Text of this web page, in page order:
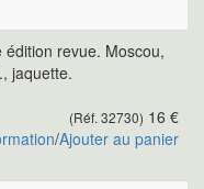
revue. Moscou,
jaquette.
(Réf. 32730) 16 €
/Ajouter au panier